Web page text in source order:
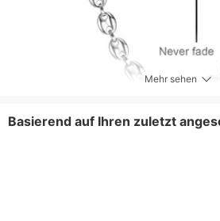
Mehr sehen
Basierend auf Ihren zuletzt